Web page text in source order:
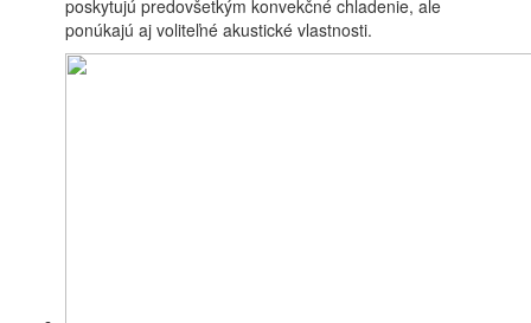
poskytujú predovšetkým konvekčné chladenie, ale
ponúkajú aj voliteľné akustické vlastnosti.